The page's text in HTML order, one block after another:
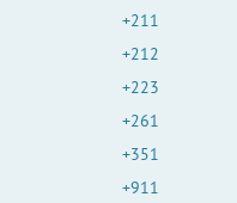
+211
+212
+223
+261
+351
+911